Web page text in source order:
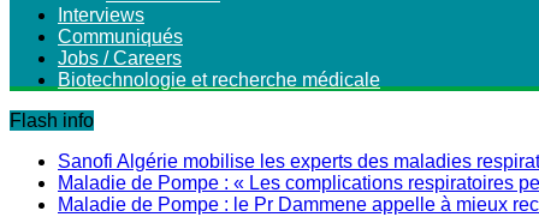
Interviews
Communiqués
Jobs / Careers
Biotechnologie et recherche médicale
Flash info
Sanofi Algérie mobilise les experts des maladies
Maladie de Pompe : « Les complications respiratoires
Maladie de Pompe : le Pr Dammene appelle à mieux